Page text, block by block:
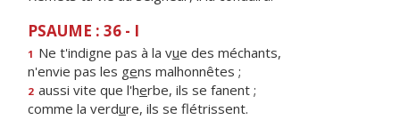
PSAUME : 36 - I
1 Ne t'indigne pas à la vue des méchants,
n'envie pas les gens malhonnêtes ;
2 aussi vite que l'herbe, ils se fanent ;
comme la verdure, ils se flétrissent.